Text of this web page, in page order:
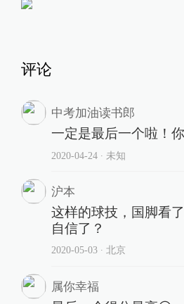
评论
中考加油读书郎
一定是最后一个啦！
2020-04-24∙ 未知
沪本
这样的球技，国脚看
自信了？
2020-05-03∙ 北京
属你幸福